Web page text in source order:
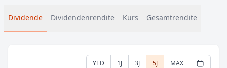
Dividende Dividendenrendite Kurs Gesamtrendite
YTD 1J 3J 5J MAX